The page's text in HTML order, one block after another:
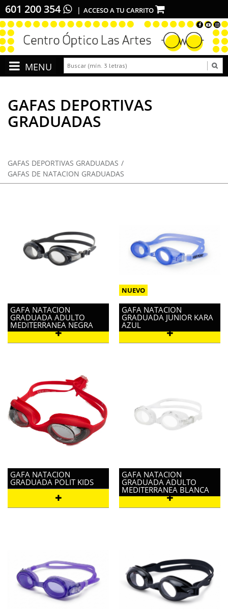
601 200 354 ACCESO A TU CARRITO
GAFAS DEPORTIVAS
GRADUADAS
GAFAS DEPORTIVAS GRADUADAS
GAFAS DE NATACION GRADUADAS
GAFA NATACION
GRADUADA ADULTO
MEDITERRANEA NEGRA
GAFA NATACION
GRADUADA JUNIOR KARA
AZUL
GAFA NATACION
GRADUADA POLIT KIDS
GAFA NATACION
GRADUADA ADULTO
MEDITERRANEA BLANCA